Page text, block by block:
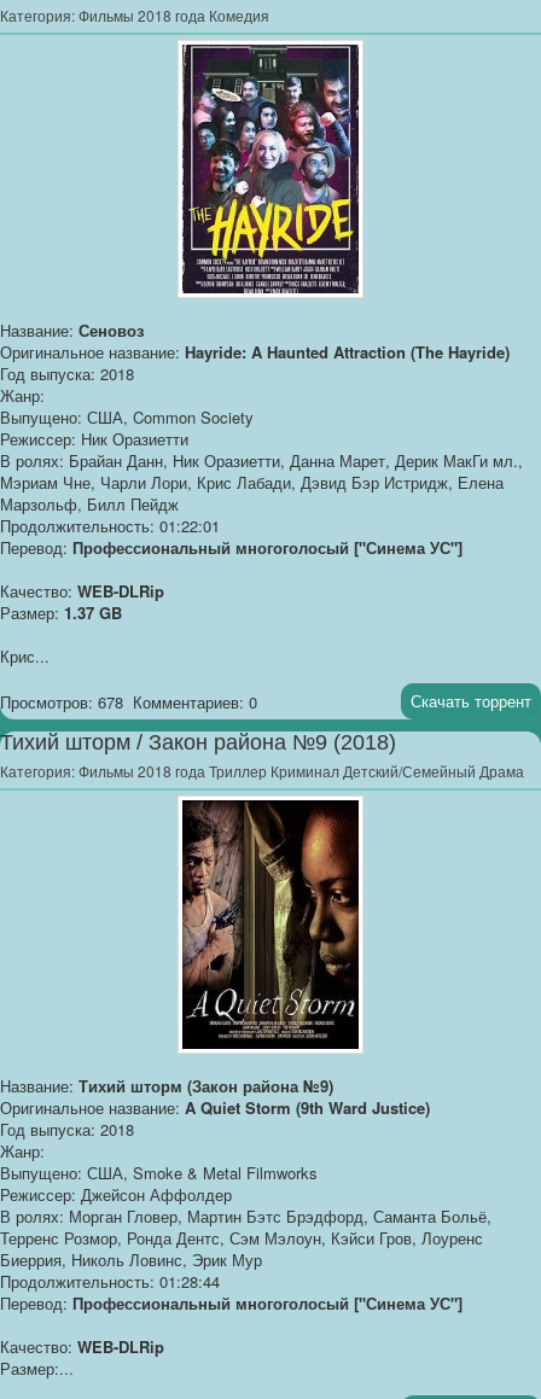
Категория:Фильмы 2018 года Комедия
Название: Сеновоз
Оригинальное название: Hayride: A Haunted Attraction (The Hayride)
Год выпуска: 2018
Жанр:
Выпущено: США, Common Society
Режиссер: Ник Оразиетти
В ролях: Брайан Данн, Ник Оразиетти, Данна Марет, Дерик МакГи мл.,
Мэриам Чне, Чарли Лори, Крис Лабади, Дэвид Бэр Истридж, Елена
Марзольф, Билл Пейдж
Продолжительность: 01:22:01
Перевод: Профессиональный многоголосый ["Синема УС"]
Качество: WEB-DLRip
Размер: 1.37 GB
Крис...
Просмотров: 678 Комментариев: 0 Скачать торрент
Тихий шторм / Закон района №9 (2018)
Категория:Фильмы 2018 года Триллер Криминал Детский/Семейный Драма
Название: Тихий шторм (Закон района №9)
Оригинальное название: A Quiet Storm (9th Ward Justice)
Год выпуска: 2018
Жанр:
Выпущено: США, Smoke & Metal Filmworks
Режиссер: Джейсон Аффолдер
В ролях: Морган Гловер, Мартин Бэтс Брэдфорд, Саманта Больё,
Терренс Розмор, Ронда Дентс, Сэм Мэлоун, Кэйси Гров, Лоуренс
Биеррия, Николь Ловинс, Эрик Мур
Продолжительность: 01:28:44
Перевод: Профессиональный многоголосый ["Синема УС"]
Качество: WEB-DLRip
Размер:...